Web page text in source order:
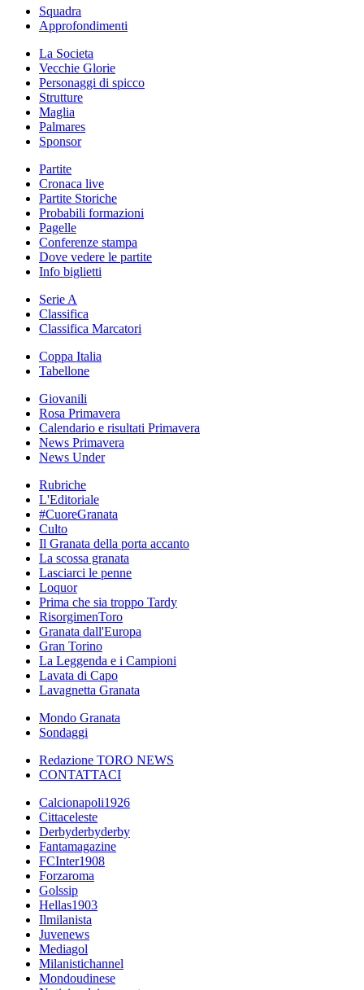
Squadra
Approfondimenti
La Societa
Vecchie Glorie
Personaggi di spicco
Strutture
Maglia
Palmares
Sponsor
Partite
Cronaca live
Partite Storiche
Probabili formazioni
Pagelle
Conferenze stampa
Dove vedere le partite
Info biglietti
Serie A
Classifica
Classifica Marcatori
Coppa Italia
Tabellone
Giovanili
Rosa Primavera
Calendario e risultati Primavera
News Primavera
News Under
Rubriche
L'Editoriale
#CuoreGranata
Culto
Il Granata della porta accanto
La scossa granata
Lasciarci le penne
Loquor
Prima che sia troppo Tardy
RisorgimenToro
Granata dall'Europa
Gran Torino
La Leggenda e i Campioni
Lavata di Capo
Lavagnetta Granata
Mondo Granata
Sondaggi
Redazione TORO NEWS
CONTATTACI
Calcionapoli1926
Cittaceleste
Derbyderbyderby
Fantamagazine
FCInter1908
Forzaroma
Golssip
Hellas1903
Ilmilanista
Juvenews
Mediagol
Milanistichannel
Mondoudinese